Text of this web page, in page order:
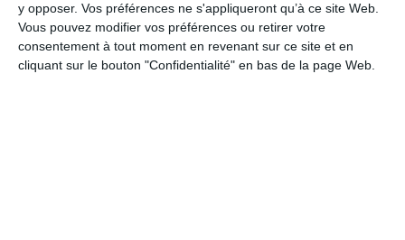
y opposer. Vos préférences ne s'appliqueront qu’à ce site Web.
Vous pouvez modifier vos préférences ou retirer votre
consentement à tout moment en revenant sur ce site et en
cliquant sur le bouton "Confidentialité" en bas de la page Web.
La formalisation du télétravail au sein de ce guide s’inscrit dans la
droite ligne des récentes évolutions du cadre législatif et
réglementaire en la matière.